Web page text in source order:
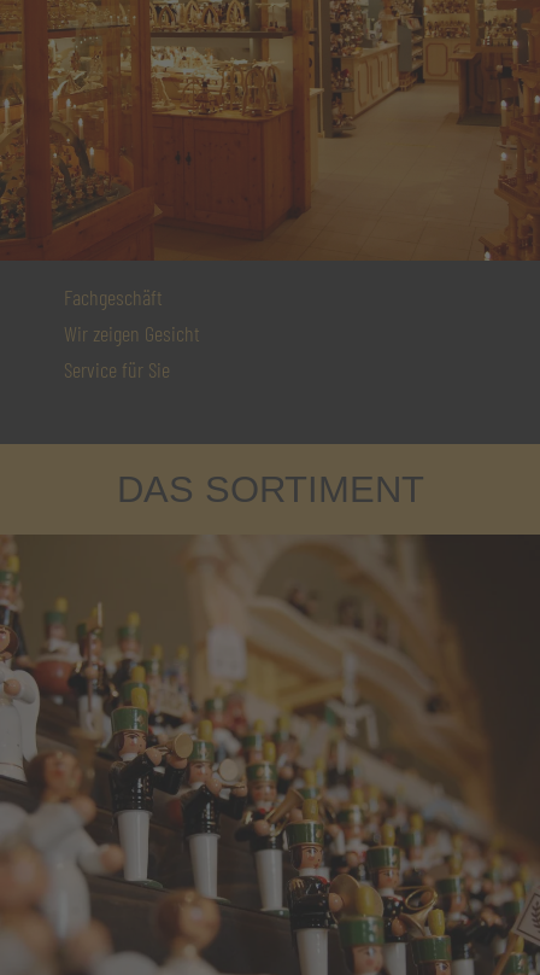
Fachgeschäft
Wir zeigen Gesicht
Service für Sie
DAS SORTIMENT